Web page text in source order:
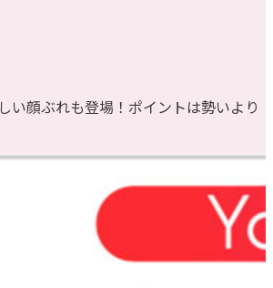
い顔ぶれも登場！ポイントは勢いより